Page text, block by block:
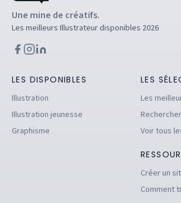
Une mine de créatifs.
Les meilleurs Illustrateur disponibles 2026
LES DISPONIBLES
Illustration
Illustration jeunesse
Graphisme
LES
Les
Voir tous
Créer un
Comment